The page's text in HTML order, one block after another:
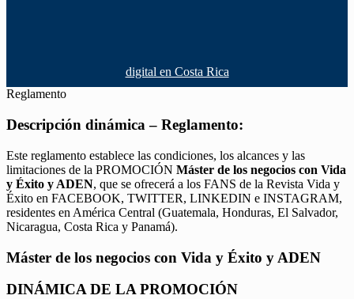
digital en Costa Rica
Reglamento
Descripción dinámica – Reglamento:
Este reglamento establece las condiciones, los alcances y las
limitaciones de la PROMOCIÓN Máster de los negocios con Vida
y Éxito y ADEN, que se ofrecerá a los FANS de la Revista Vida y
Éxito en FACEBOOK, TWITTER, LINKEDIN e INSTAGRAM,
residentes en América Central (Guatemala, Honduras, El Salvador,
Nicaragua, Costa Rica y Panamá).
Máster de los negocios con Vida y Éxito y ADEN
DINÁMICA DE LA PROMOCIÓN